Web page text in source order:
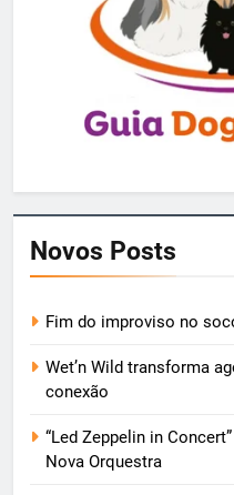
Novos Posts
Fim do improviso no
Wet’n Wild transforma
conexão
“Led Zeppelin in
Nova Orquestra